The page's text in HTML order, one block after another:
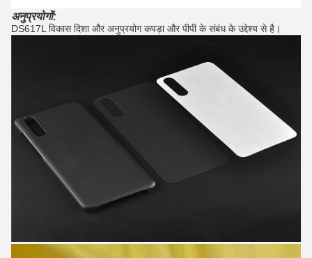
अनुप्रयोगों:
DS617L विकास दिशा और अनुप्रयोग कपड़ा और पीपी के संबंध के उद्देश्य से है।